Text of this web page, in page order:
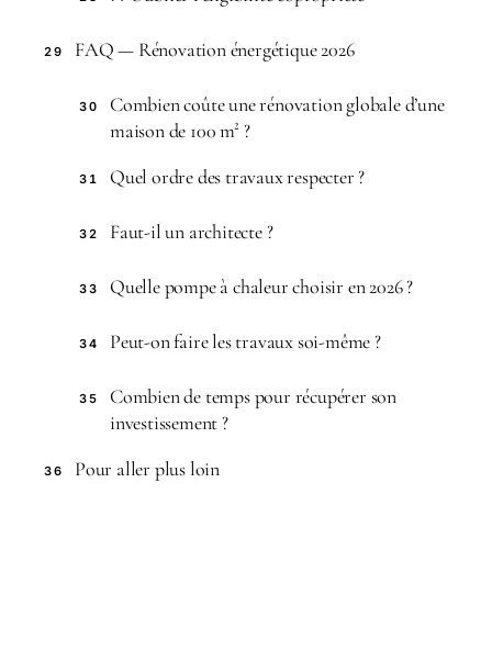
29 FAQ — Rénovation énergétique 2026
30
Combien coûte une rénovation globale d’une
maison de 100 m² ?
31 Quel ordre des travaux respecter ?
32 Faut-il un architecte ?
33 Quelle pompe à chaleur choisir en 2026 ?
34 Peut-on faire les travaux soi-même ?
35
Combien de temps pour récupérer son
investissement ?
36 Pour aller plus loin